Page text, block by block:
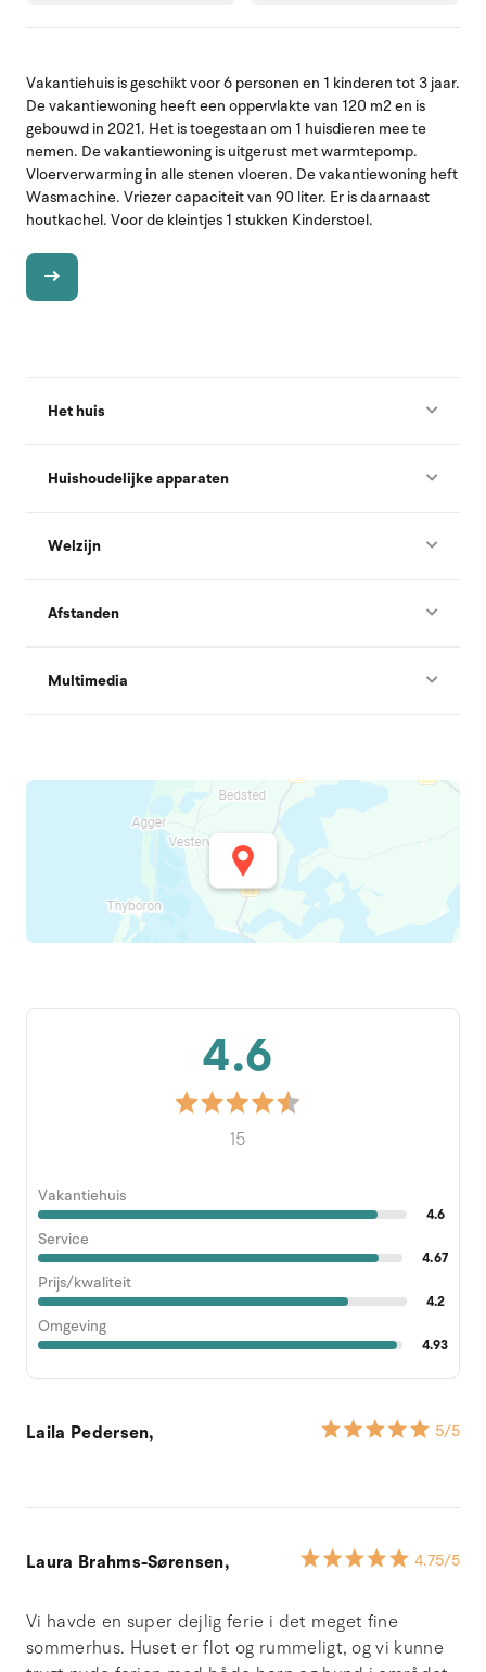
Vakantiehuis is geschikt voor 6 personen en 1 kinderen tot 3 jaar.
De vakantiewoning heeft een oppervlakte van 120 m2 en is
gebouwd in 2021. Het is toegestaan om 1 huisdieren mee te
nemen. De vakantiewoning is uitgerust met warmtepomp.
Vloerverwarming in alle stenen vloeren. De vakantiewoning heft
Wasmachine. Vriezer capaciteit van 90 liter. Er is daarnaast
houtkachel. Voor de kleintjes 1 stukken Kinderstoel.
Het huis
Huishoudelijke apparaten
Welzijn
Afstanden
Multimedia
4.6
15
Vakantiehuis
4.6
Service
4.67
Prijs/kwaliteit
4.2
Omgeving
4.93
Laila Pedersen, 5/5
Laura Brahms-Sørensen, 4.75/5
Vi havde en super dejlig ferie i det meget fine
sommerhus. Huset er flot og rummeligt, og vi kunne